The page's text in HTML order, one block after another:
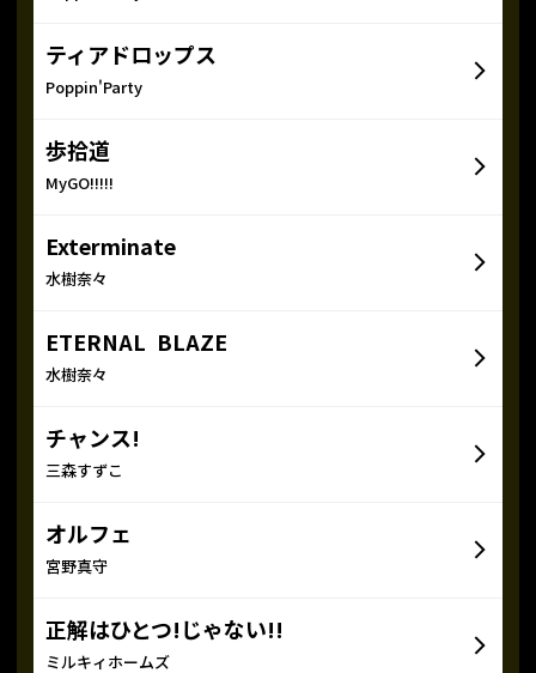
ティアドロップス
Poppin'Party
歩拾道
MyGO!!!!!
Exterminate
水樹奈々
ETERNAL BLAZE
水樹奈々
チャンス!
三森すずこ
オルフェ
宮野真守
正解はひとつ!じゃない!!
ミルキィホームズ